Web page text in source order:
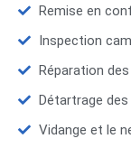
Remise en
Inspection
Réparation
Détartrage des
Vidange et le